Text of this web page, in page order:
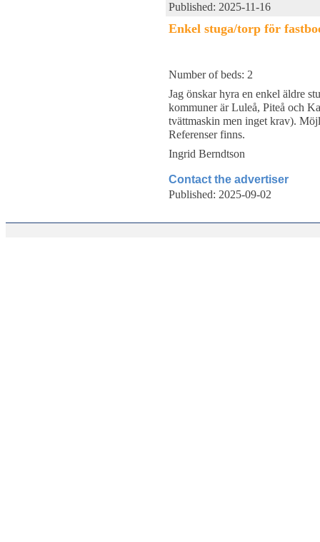
Published: 2025-11-16
Enkel stuga/torp för
Number of beds: 2
Jag önskar hyra en enkel äldre
kommuner är Luleå, Piteå och
tvättmaskin men inget krav).
Referenser finns.
Ingrid Berndtson
Contact the advertiser
Published: 2025-09-02